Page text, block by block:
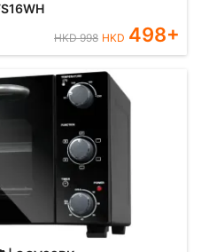
HKD998 HKD 498+